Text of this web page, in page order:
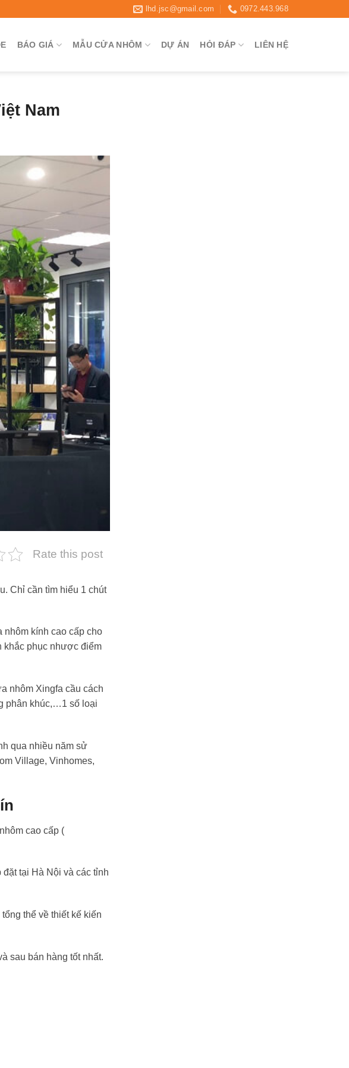
lhd.jsc@gmail.com 0972.443.968
BÁO GIÁ MẪU CỬA NHÔM DỰ ÁN HỎI ĐÁP LIÊN HỆ
Nam
Rate this post
Chỉ cần tìm hiểu 1 chút
kính cao cấp cho
khắc phục nhược điểm
nhôm Xingfa cầu cách
phân khúc,…1 số loại
qua nhiều năm sử
Village, Vinhomes,
cao cấp (
tại Hà Nội và các tỉnh
thể về thiết kế kiến
sau bán hàng tốt nhất.